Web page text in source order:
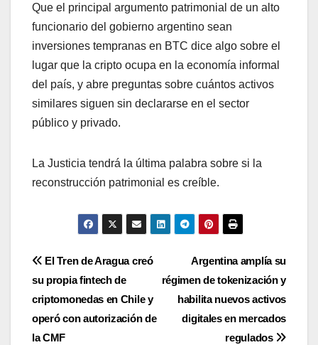
Que el principal argumento patrimonial de un alto
funcionario del gobierno argentino sean
inversiones tempranas en BTC dice algo sobre el
lugar que la cripto ocupa en la economía informal
del país, y abre preguntas sobre cuántos activos
similares siguen sin declararse en el sector
público y privado.
La Justicia tendrá la última palabra sobre si la
reconstrucción patrimonial es creíble.
Navegación
de
entradas
Argentina amplía su
régimen de tokenización y
habilita nuevos activos
digitales en mercados
regulados
El Tren de Aragua creó
su propia fintech de
criptomonedas en Chile y
operó con autorización de
la CMF